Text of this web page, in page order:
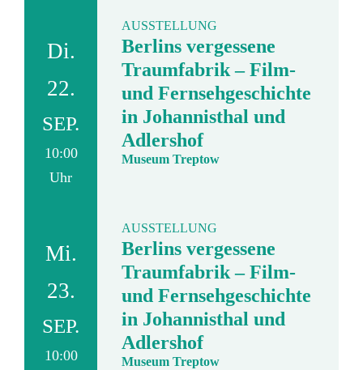
Di.
22.
SEP.
10:00
Uhr
AUSSTELLUNG
Berlins vergessene
Traumfabrik – Film-
und Fernsehgeschichte
in Johannisthal und
Adlershof
Museum Treptow
Mi.
23.
SEP.
10:00
AUSSTELLUNG
Berlins vergessene
Traumfabrik – Film-
und Fernsehgeschichte
in Johannisthal und
Adlershof
Museum Treptow